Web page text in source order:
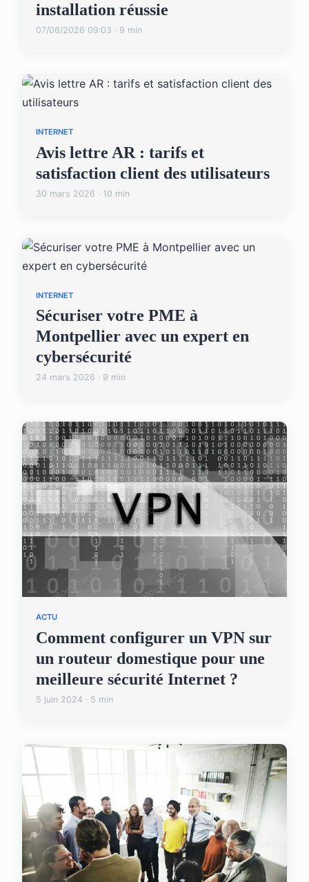
installation réussie
07/06/2026 09:03 · 9 min
INTERNET
Avis lettre AR : tarifs et
satisfaction client des utilisateurs
30 mars 2026 · 10 min
INTERNET
Sécuriser votre PME à
Montpellier avec un expert en
cybersécurité
24 mars 2026 · 9 min
ACTU
Comment configurer un VPN sur
un routeur domestique pour une
meilleure sécurité Internet ?
5 juin 2024 · 5 min